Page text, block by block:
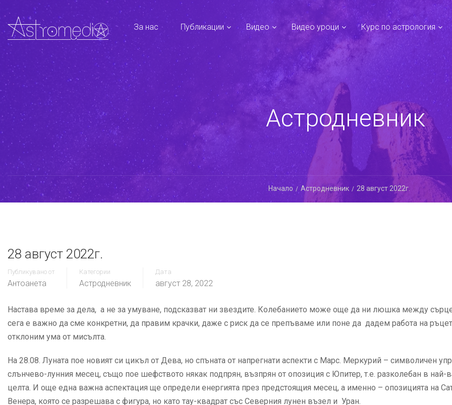
За нас Публикации Видео Видео уроци Курс по астрология
Астродневник
Начало Астродневник 28 август 2022г.
28 август 2022г.
Публикувано от
Антоанета
Категории
Астродневник
Дата
август 28, 2022
Настава време за дела, а не за умуване, подсказват ни звездите. Колебанието може още да ни люшка между
сега е важно да сме конкретни, да правим крачки, даже с риск да се препъваме или поне да дадем работа на
отклоним ума от мисълта.
На 28.08. Луната пое новият си цикъл от Дева, но спъната от напрегнати аспекти с Марс. Меркурий – символичен
слънчево-лунния месец, също пое шефството някак подпрян, възпрян от опозиция с Юпитер, т.е. разколебан в най-
целта. И още една важна аспектация ще определи енергията през предстоящия месец, а именно – опозицията на
Венера, която се разрешава с фигура, но като тау-квадрат със Северния лунен възел и Уран.